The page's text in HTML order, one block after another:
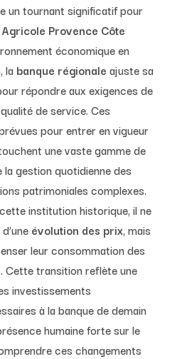
un tournant significatif pour
Provence Côte
économique en
la banque régionale ajuste sa
répondre aux exigences de
de service. Ces
pour entrer en vigueur
une vaste gamme de
gestion quotidienne des
patrimoniales complexes.
institution historique, il ne
évolution des prix, mais
leur consommation des
. Cette transition reflète une
investissements
à la banque de demain
humaine forte sur le
ces changements